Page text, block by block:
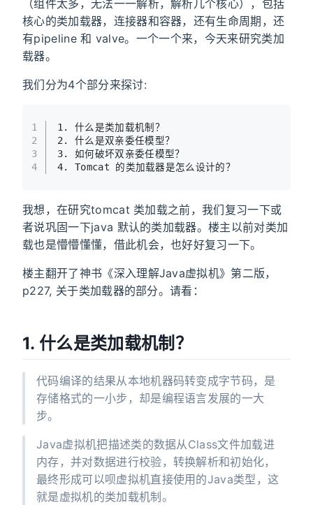
（组件太多，无法一一解析，解析几个核心），包括
核心的类加载器，连接器和容器，还有生命周期，还
有pipeline 和 valve。一个一个来，今天来研究类加
载器。
我们分为4个部分来探讨:
1
2
3
4
1.
什么是类加载机制？
2.
什么是双亲委任模型？
3.
如何破坏双亲委任模型？
4.
Tomcat 的类加载器是怎么设计的？
我想，在研究tomcat 类加载之前，我们复习一下或
者说巩固一下java 默认的类加载器。楼主以前对类加
载也是懵懵懂懂，借此机会，也好好复习一下。
楼主翻开了神书《深入理解Java虚拟机》第二版，
p227, 关于类加载器的部分。请看：
1. 什么是类加载机制？
代码编译的结果从本地机器码转变成字节码，是
存储格式的一小步，却是编程语言发展的一大
步。
Java虚拟机把描述类的数据从Class文件加载进
内存，并对数据进行校验，转换解析和初始化，
最终形成可以呗虚拟机直接使用的Java类型，这
就是虚拟机的类加载机制。